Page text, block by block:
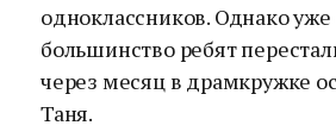
одноклассников. Однако
большинство ребят
через месяц в драмкружке
Таня.